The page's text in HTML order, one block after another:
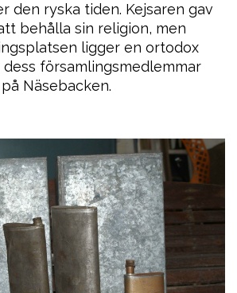
den ryska tiden. Kejsaren gav
behålla sin religion, men
ligger en ortodox
dess församlingsmedlemmar
Näsebacken.